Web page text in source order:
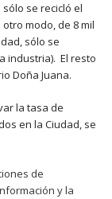
se recicló el
modo, de 8 mil
sólo se
industria). El resto
Doña Juana.
la tasa de
en la Ciudad, se
de
y la